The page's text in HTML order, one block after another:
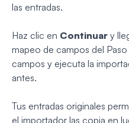
las entradas.
Haz clic en Continuar y
mapeo de campos del
campos y ejecuta la
antes.
Tus entradas originales
el importador las copia en